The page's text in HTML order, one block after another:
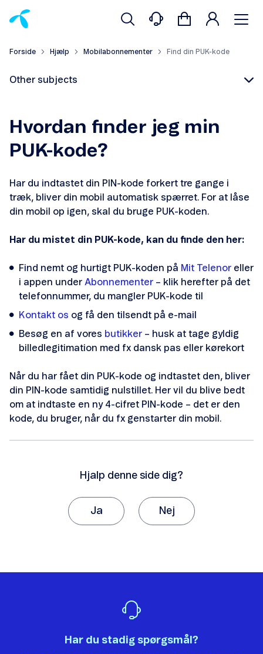
Forside Hjælp Mobilabonnementer Find din PUK-kode
Other subjects
Aktivér nyt simkort
Find simkort-nummer
Få hemmeligt nummer
Opsæt telefonsvarer
Opsæt Visual Voicemail
SIM Transfer
Smartnummer
Forbrugskontrol
Skift abonnement
Skift abonnement og mobil
Overdrag telefonnummer
Opsig MobilForsikring
Hvordan finder jeg min
PUK-kode?
Har du indtastet din PIN-kode forkert tre gange i
træk, bliver din mobil automatisk spærret. For at låse
din mobil op igen, skal du bruge PUK-koden.
Har du mistet din PUK-kode, kan du finde den her:
Find nemt og hurtigt PUK-koden på Mit Telenor eller
i appen under Abonnementer – klik herefter på det
telefonnummer, du mangler PUK-kode til
Kontakt os og få den tilsendt på e-mail
Besøg en af vores butikker – husk at tage gyldig
billedlegitimation med fx dansk pas eller kørekort
Når du har fået din PUK-kode og indtastet den, bliver
din PIN-kode samtidig nulstillet. Her vil du blive bedt
om at indtaste en ny 4-cifret PIN-kode – det er den
kode, du bruger, når du fx genstarter din mobil.
Hjalp denne side dig?
Ja Nej
Der er ikke nok eksempler.
Informationen er svær at forstå.
Har du stadig spørgsmål?